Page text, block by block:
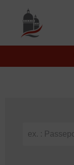
principal